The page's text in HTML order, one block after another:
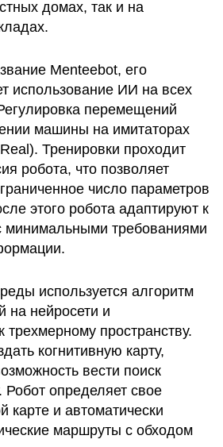
домах, так и на
Menteebot, его
использование ИИ на всех
перемещений
машины на имитаторах
Тренировки проходит
робота, что позволяет
число параметров
этого робота адаптируют к
минимальными требованиями
используется алгоритм
на нейросети и
трехмерному пространству.
когнитивную карту,
вести поиск
Робот определяет свое
карте и автоматически
маршруты с обходом